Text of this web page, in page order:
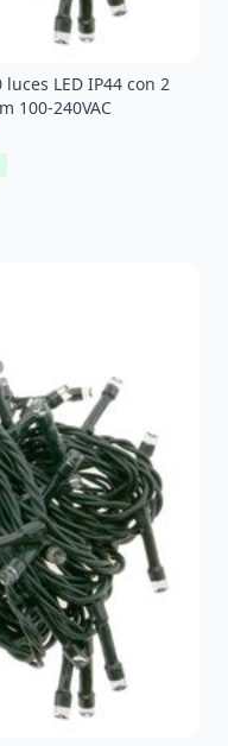
LED IP44 con 2
100-240VAC